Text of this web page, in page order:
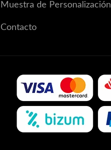
Muestra de Personalización
Contacto